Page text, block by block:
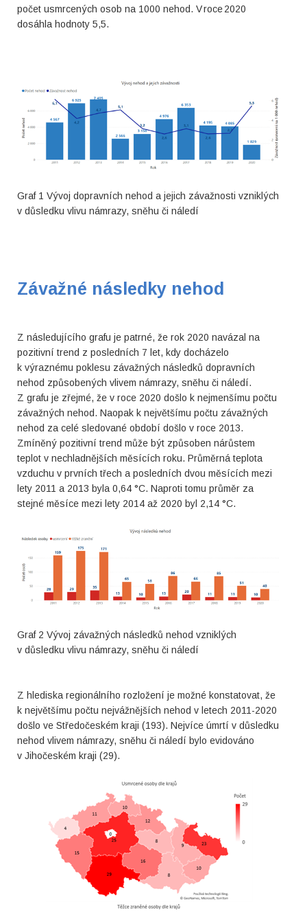
počet usmrcených osob na 1000 nehod. V roce 2020
dosáhla hodnoty 5,5.
Graf 1 Vývoj dopravních nehod a jejich závažnosti vzniklých
v důsledku vlivu námrazy, sněhu či náledí
Závažné následky nehod
Z následujícího grafu je patrné, že rok 2020 navázal na
pozitivní trend z posledních 7 let, kdy docházelo
k výraznému poklesu závažných následků dopravních
nehod způsobených vlivem námrazy, sněhu či náledí.
Z grafu je zřejmé, že v roce 2020 došlo k nejmenšímu počtu
závažných nehod. Naopak k největšímu počtu závažných
nehod za celé sledované období došlo v roce 2013.
Zmíněný pozitivní trend může být způsoben nárůstem
teplot v nechladnějších měsících roku. Průměrná teplota
vzduchu v prvních třech a posledních dvou měsících mezi
lety 2011 a 2013 byla 0,64 °C. Naproti tomu průměr za
stejné měsíce mezi lety 2014 až 2020 byl 2,14 °C.
Graf 2 Vývoj závažných následků nehod vzniklých
v důsledku vlivu námrazy, sněhu či náledí
Z hlediska regionálního rozložení je možné konstatovat, že
k největšímu počtu nejvážnějších nehod v letech 2011-2020
došlo ve Středočeském kraji (193). Nejvíce úmrtí v důsledku
nehod vlivem námrazy, sněhu či náledí bylo evidováno
v Jihočeském kraji (29).